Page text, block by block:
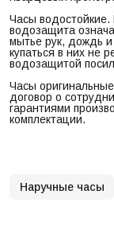
Часы
водозащита
мытье рук, дождь
купаться в них не
водозащитой
Часы
договор о
гарантиями
комплектации.
Наручные часы